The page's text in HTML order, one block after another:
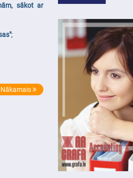
sākot ar
;
Nākamais